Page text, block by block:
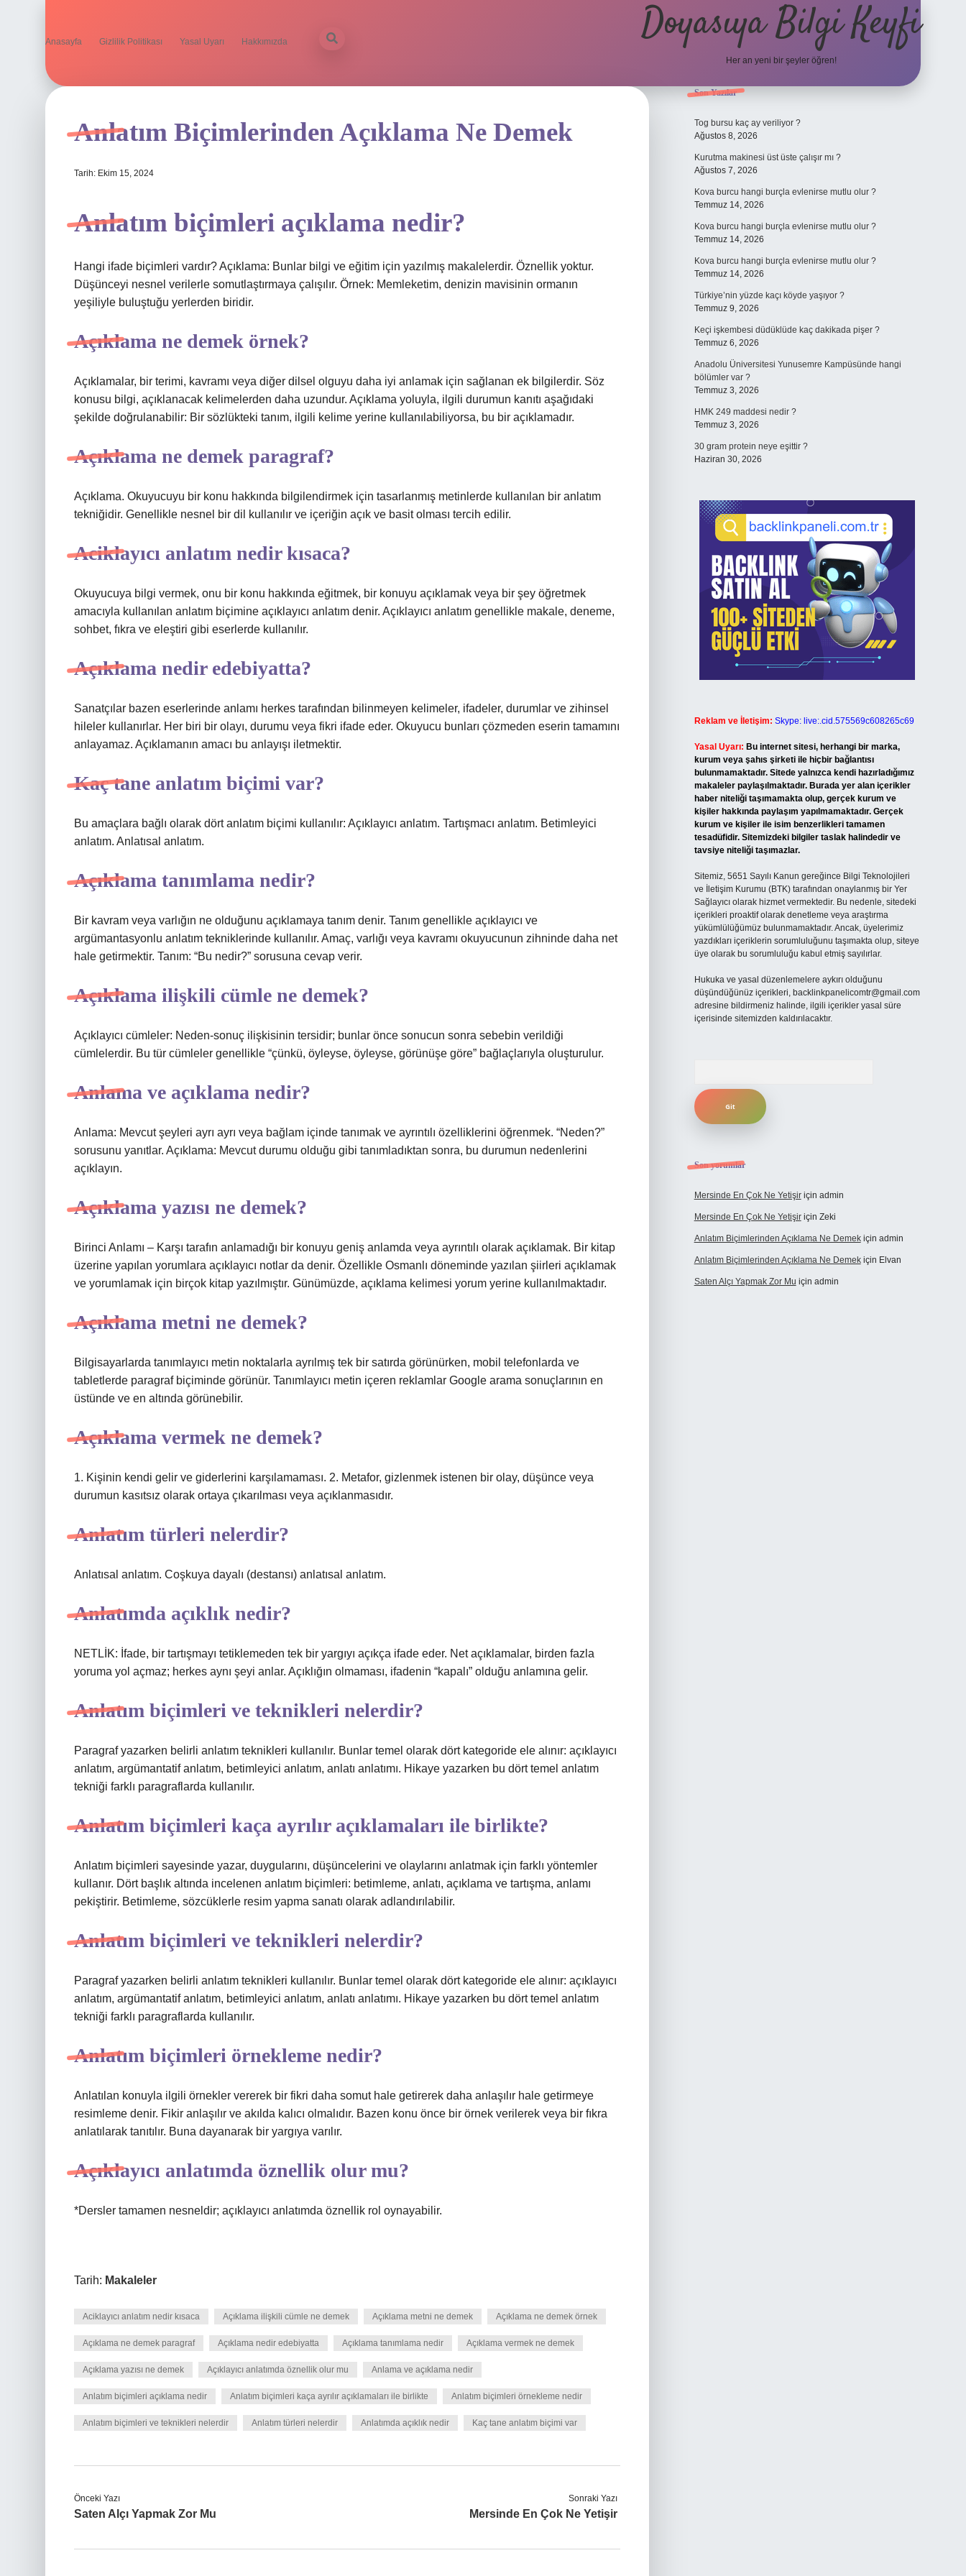
Anasayfa Gizlilik Politikası Yasal Uyarı Hakkımızda Doyasıya Bilgi Keyfi
Her an yeni bir şeyler öğren!
Anlatım Biçimlerinden Açıklama Ne Demek
Tarih: Ekim 15, 2024
Anlatım biçimleri açıklama nedir?
Hangi ifade biçimleri vardır? Açıklama: Bunlar bilgi ve eğitim için yazılmış makalelerdir. Öznellik yoktur.
Düşünceyi nesnel verilerle somutlaştırmaya çalışılır. Örnek: Memleketim, denizin mavisinin ormanın
yeşiliyle buluştuğu yerlerden biridir.
Açıklama ne demek örnek?
Açıklamalar, bir terimi, kavramı veya diğer dilsel olguyu daha iyi anlamak için sağlanan ek bilgilerdir. Söz
konusu bilgi, açıklanacak kelimelerden daha uzundur. Açıklama yoluyla, ilgili durumun kanıtı aşağıdaki
şekilde doğrulanabilir: Bir sözlükteki tanım, ilgili kelime yerine kullanılabiliyorsa, bu bir açıklamadır.
Açıklama ne demek paragraf?
Açıklama. Okuyucuyu bir konu hakkında bilgilendirmek için tasarlanmış metinlerde kullanılan bir anlatım
tekniğidir. Genellikle nesnel bir dil kullanılır ve içeriğin açık ve basit olması tercih edilir.
Aciklayıcı anlatım nedir kısaca?
Okuyucuya bilgi vermek, onu bir konu hakkında eğitmek, bir konuyu açıklamak veya bir şey öğretmek
amacıyla kullanılan anlatım biçimine açıklayıcı anlatım denir. Açıklayıcı anlatım genellikle makale, deneme,
sohbet, fıkra ve eleştiri gibi eserlerde kullanılır.
Açıklama nedir edebiyatta?
Sanatçılar bazen eserlerinde anlamı herkes tarafından bilinmeyen kelimeler, ifadeler, durumlar ve zihinsel
hileler kullanırlar. Her biri bir olayı, durumu veya fikri ifade eder. Okuyucu bunları çözmeden eserin tamamını
anlayamaz. Açıklamanın amacı bu anlayışı iletmektir.
Kaç tane anlatım biçimi var?
Bu amaçlara bağlı olarak dört anlatım biçimi kullanılır: Açıklayıcı anlatım. Tartışmacı anlatım. Betimleyici
anlatım. Anlatısal anlatım.
Açıklama tanımlama nedir?
Bir kavram veya varlığın ne olduğunu açıklamaya tanım denir. Tanım genellikle açıklayıcı ve
argümantasyonlu anlatım tekniklerinde kullanılır. Amaç, varlığı veya kavramı okuyucunun zihninde daha net
hale getirmektir. Tanım: “Bu nedir?” sorusuna cevap verir.
Açıklama ilişkili cümle ne demek?
Açıklayıcı cümleler: Neden-sonuç ilişkisinin tersidir; bunlar önce sonucun sonra sebebin verildiği
cümlelerdir. Bu tür cümleler genellikle “çünkü, öyleyse, öyleyse, görünüşe göre” bağlaçlarıyla oluşturulur.
Anlama ve açıklama nedir?
Anlama: Mevcut şeyleri ayrı ayrı veya bağlam içinde tanımak ve ayrıntılı özelliklerini öğrenmek. “Neden?”
sorusunu yanıtlar. Açıklama: Mevcut durumu olduğu gibi tanımladıktan sonra, bu durumun nedenlerini
açıklayın.
Açıklama yazısı ne demek?
Birinci Anlamı – Karşı tarafın anlamadığı bir konuyu geniş anlamda veya ayrıntılı olarak açıklamak. Bir kitap
üzerine yapılan yorumlara açıklayıcı notlar da denir. Özellikle Osmanlı döneminde yazılan şiirleri açıklamak
ve yorumlamak için birçok kitap yazılmıştır. Günümüzde, açıklama kelimesi yorum yerine kullanılmaktadır.
Açıklama metni ne demek?
Bilgisayarlarda tanımlayıcı metin noktalarla ayrılmış tek bir satırda görünürken, mobil telefonlarda ve
tabletlerde paragraf biçiminde görünür. Tanımlayıcı metin içeren reklamlar Google arama sonuçlarının en
üstünde ve en altında görünebilir.
Açıklama vermek ne demek?
1. Kişinin kendi gelir ve giderlerini karşılamaması. 2. Metafor, gizlenmek istenen bir olay, düşünce veya
durumun kasıtsız olarak ortaya çıkarılması veya açıklanmasıdır.
Anlatım türleri nelerdir?
Anlatısal anlatım. Coşkuya dayalı (destansı) anlatısal anlatım.
Anlatımda açıklık nedir?
NETLİK: İfade, bir tartışmayı tetiklemeden tek bir yargıyı açıkça ifade eder. Net açıklamalar, birden fazla
yoruma yol açmaz; herkes aynı şeyi anlar. Açıklığın olmaması, ifadenin “kapalı” olduğu anlamına gelir.
Anlatım biçimleri ve teknikleri nelerdir?
Paragraf yazarken belirli anlatım teknikleri kullanılır. Bunlar temel olarak dört kategoride ele alınır: açıklayıcı
anlatım, argümantatif anlatım, betimleyici anlatım, anlatı anlatımı. Hikaye yazarken bu dört temel anlatım
tekniği farklı paragraflarda kullanılır.
Anlatım biçimleri kaça ayrılır açıklamaları ile birlikte?
Anlatım biçimleri sayesinde yazar, duygularını, düşüncelerini ve olaylarını anlatmak için farklı yöntemler
kullanır. Dört başlık altında incelenen anlatım biçimleri: betimleme, anlatı, açıklama ve tartışma, anlamı
pekiştirir. Betimleme, sözcüklerle resim yapma sanatı olarak adlandırılabilir.
Anlatım biçimleri ve teknikleri nelerdir?
Paragraf yazarken belirli anlatım teknikleri kullanılır. Bunlar temel olarak dört kategoride ele alınır: açıklayıcı
anlatım, argümantatif anlatım, betimleyici anlatım, anlatı anlatımı. Hikaye yazarken bu dört temel anlatım
tekniği farklı paragraflarda kullanılır.
Anlatım biçimleri örnekleme nedir?
Anlatılan konuyla ilgili örnekler vererek bir fikri daha somut hale getirerek daha anlaşılır hale getirmeye
resimleme denir. Fikir anlaşılır ve akılda kalıcı olmalıdır. Bazen konu önce bir örnek verilerek veya bir fıkra
anlatılarak tanıtılır. Buna dayanarak bir yargıya varılır.
Açıklayıcı anlatımda öznellik olur mu?
*Dersler tamamen nesneldir; açıklayıcı anlatımda öznellik rol oynayabilir.
Tarih: Makaleler
Aciklayıcı anlatım nedir kısaca Açıklama ilişkili cümle ne demek Açıklama metni ne demek Açıklama ne demek örnek
Açıklama ne demek paragraf Açıklama nedir edebiyatta Açıklama tanımlama nedir Açıklama vermek ne demek
Açıklama yazısı ne demek Açıklayıcı anlatımda öznellik olur mu Anlama ve açıklama nedir
Anlatım biçimleri açıklama nedir Anlatım biçimleri kaça ayrılır açıklamaları ile birlikte Anlatım biçimleri örnekleme nedir
Anlatım biçimleri ve teknikleri nelerdir Anlatım türleri nelerdir Anlatımda açıklık nedir Kaç tane anlatım biçimi var
Önceki Yazı
Saten Alçı Yapmak Zor Mu
Sonraki Yazı
Mersinde En Çok Ne Yetişir
Sidebar
Son Yazılar
Tog bursu kaç ay veriliyor ?
Ağustos 8, 2026
Kurutma makinesi üst üste çalışır mı ?
Ağustos 7, 2026
Kova burcu hangi burçla evlenirse mutlu olur ?
Temmuz 14, 2026
Kova burcu hangi burçla evlenirse mutlu olur ?
Temmuz 14, 2026
Kova burcu hangi burçla evlenirse mutlu olur ?
Temmuz 14, 2026
Türkiye’nin yüzde kaçı köyde yaşıyor ?
Temmuz 9, 2026
Keçi işkembesi düdüklüde kaç dakikada pişer ?
Temmuz 6, 2026
Anadolu Üniversitesi Yunusemre Kampüsünde hangi
bölümler var ?
Temmuz 3, 2026
HMK 249 maddesi nedir ?
Temmuz 3, 2026
30 gram protein neye eşittir ?
Haziran 30, 2026
Reklam ve İletişim: Skype: live:.cid.575569c608265c69
Yasal Uyarı: Bu internet sitesi, herhangi bir marka,
kurum veya şahıs şirketi ile hiçbir bağlantısı
bulunmamaktadır. Sitede yalnızca kendi hazırladığımız
makaleler paylaşılmaktadır. Burada yer alan içerikler
haber niteliği taşımamakta olup, gerçek kurum ve
kişiler hakkında paylaşım yapılmamaktadır. Gerçek
kurum ve kişiler ile isim benzerlikleri tamamen
tesadüfidir. Sitemizdeki bilgiler taslak halindedir ve
tavsiye niteliği taşımazlar.
Sitemiz, 5651 Sayılı Kanun gereğince Bilgi Teknolojileri
ve İletişim Kurumu (BTK) tarafından onaylanmış bir Yer
Sağlayıcı olarak hizmet vermektedir. Bu nedenle, sitedeki
içerikleri proaktif olarak denetleme veya araştırma
yükümlülüğümüz bulunmamaktadır. Ancak, üyelerimiz
yazdıkları içeriklerin sorumluluğunu taşımakta olup, siteye
üye olarak bu sorumluluğu kabul etmiş sayılırlar.
Hukuka ve yasal düzenlemelere aykırı olduğunu
düşündüğünüz içerikleri, backlinkpanelicomtr@gmail.com
adresine bildirmeniz halinde, ilgili içerikler yasal süre
içerisinde sitemizden kaldırılacaktır.
Son yorumlar
Mersinde En Çok Ne Yetişiriçin admin
Mersinde En Çok Ne Yetişiriçin Zeki
Anlatım Biçimlerinden Açıklama Ne Demekiçin admin
Anlatım Biçimlerinden Açıklama Ne Demekiçin Elvan
Saten Alçı Yapmak Zor Mu için admin